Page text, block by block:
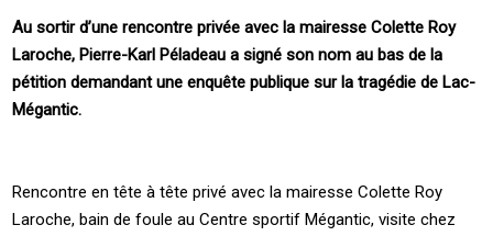
Au sortir d’une rencontre privée avec la mairesse Colette Roy
Laroche, Pierre-Karl Péladeau a signé son nom au bas de la
pétition demandant une enquête publique sur la tragédie de Lac-
Mégantic.
Rencontre en tête à tête privé avec la mairesse Colette Roy
Laroche, bain de foule au Centre sportif Mégantic, visite chez